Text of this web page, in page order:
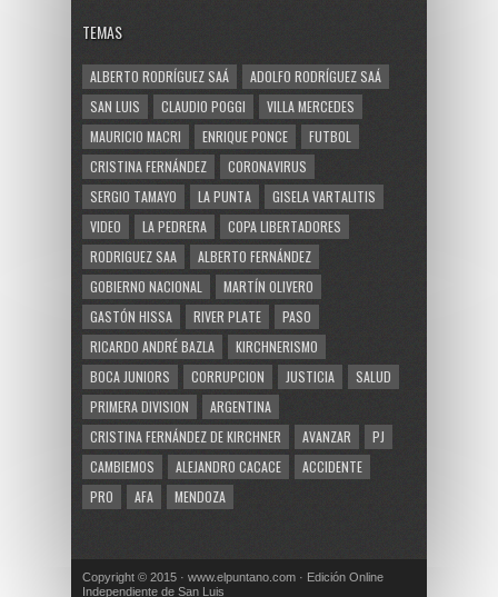
TEMAS
ALBERTO RODRÍGUEZ SAÁ
ADOLFO RODRÍGUEZ SAÁ
SAN LUIS
CLAUDIO POGGI
VILLA MERCEDES
MAURICIO MACRI
ENRIQUE PONCE
FUTBOL
CRISTINA FERNÁNDEZ
CORONAVIRUS
SERGIO TAMAYO
LA PUNTA
GISELA VARTALITIS
VIDEO
LA PEDRERA
COPA LIBERTADORES
RODRIGUEZ SAA
ALBERTO FERNÁNDEZ
GOBIERNO NACIONAL
MARTÍN OLIVERO
GASTÓN HISSA
RIVER PLATE
PASO
RICARDO ANDRÉ BAZLA
KIRCHNERISMO
BOCA JUNIORS
CORRUPCION JUSTICIA
SALUD
PRIMERA DIVISION
ARGENTINA
CRISTINA FERNÁNDEZ DE KIRCHNER
AVANZAR
PJ
CAMBIEMOS
ALEJANDRO CACACE
ACCIDENTE
PRO
AFA MENDOZA
Copyright © 2015 · www.elpuntano.com · Edición Online
Independiente de San Luis